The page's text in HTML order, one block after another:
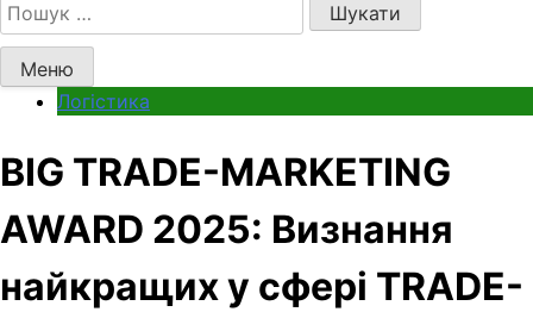
Меню
Логістика
BIG TRADE-MARKETING
AWARD 2025: Визнання
найкращих у сфері TRADE-